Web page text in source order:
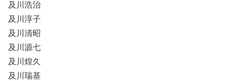
及川浩治
及川淳子
及川清昭
及川源七
及川煌久
及川瑞基